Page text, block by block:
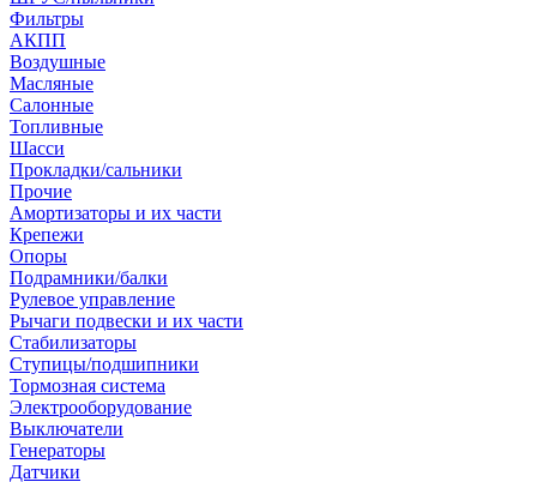
Фильтры
АКПП
Воздушные
Масляные
Салонные
Топливные
Шасси
Прокладки/сальники
Прочие
Амортизаторы и их части
Крепежи
Опоры
Подрамники/балки
Рулевое управление
Рычаги подвески и их части
Стабилизаторы
Ступицы/подшипники
Тормозная система
Электрооборудование
Выключатели
Генераторы
Датчики